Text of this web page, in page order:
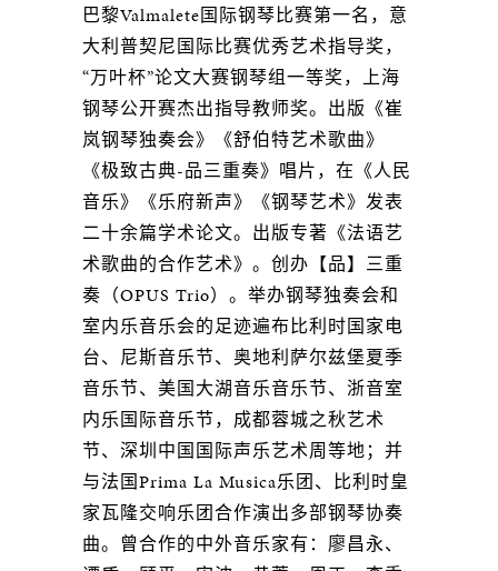
巴黎Valmalete国际钢琴比赛第一名，意
大利普契尼国际比赛优秀艺术指导奖，
“万叶杯”论文大赛钢琴组一等奖，上海
钢琴公开赛杰出指导教师奖。出版《崔
岚钢琴独奏会》《舒伯特艺术歌曲》
《极致古典-品三重奏》唱片，在《人民
音乐》《乐府新声》《钢琴艺术》发表
二十余篇学术论文。出版专著《法语艺
术歌曲的合作艺术》。创办【品】三重
奏（OPUS Trio）。举办钢琴独奏会和
室内乐音乐会的足迹遍布比利时国家电
台、尼斯音乐节、奥地利萨尔兹堡夏季
音乐节、美国大湖音乐音乐节、浙音室
内乐国际音乐节，成都蓉城之秋艺术
节、深圳中国国际声乐艺术周等地；并
与法国Prima La Musica乐团、比利时皇
家瓦隆交响乐团合作演出多部钢琴协奏
曲。曾合作的中外音乐家有：廖昌永、